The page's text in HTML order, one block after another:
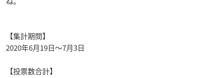
【集計期間】
2020年6月19日～7月3日
【投票数合計】